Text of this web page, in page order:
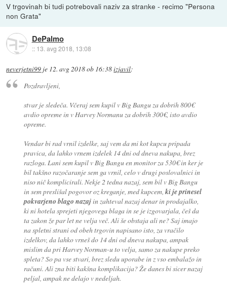
V trgovinah bi tudi potrebovali naziv za stranke - recimo "Persona
non Grata"
DePalmo
:: 13. avg 2018, 13:08
neverjetni99 je 12. avg 2018 ob 16:38izjavil:
Pozdravljeni,
stvar je sledeča. Včeraj sem kupil v Big Bangu za dobrih 800€
avdio opreme in v Harvey Normanu za dobrih 300€, isto avdio
opreme.
Vendar bi rad vrnil izdelke, saj vem da mi kot kupcu pripada
pravica, da lahko vrnem izdelek 14 dni od dneva nakupa, brez
razloga. Lani sem kupil v Big Bangu en monitor za 530€ in ker je
bil takšno razočaranje sem ga vrnil, celo v drugi poslovalnici in
niso nič komplicirali. Nekje 2 tedna nazaj, sem bil v Big Bangu
in sem preslišal pogovor oz kreganje, med kupcem,ki je prinesel
pokvarjeno blago nazajin zahteval nazaj denar in prodajalko,
ki ni hotela sprejeti njegovega blaga in se je izgovarjala, češ da
ta zakon že par let ne velja več. Ali še obstaja ali ne? Saj imajo
na spletni strani od obeh trgovin napisano isto, za vračilo
izdelkov, da lahko vrneš do 14 dni od dneva nakupa, ampak
mislim da pri Harvey Norman-u to velja, samo za nakupe preko
spleta? So pa vse stvari, brez sledu uporabe in z vso embalažo in
računi. Ali zna biti kakšna komplikacija? Že danes bi sicer nazaj
peljal, ampak ne delajo v nedeljah.